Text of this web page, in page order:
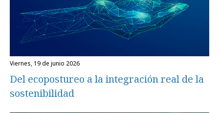
viernes, 19 de junio 2026
Del ecopostureo a la integración real de la
sostenibilidad